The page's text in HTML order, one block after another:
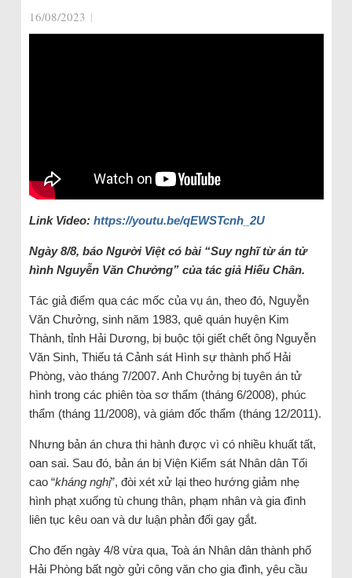
16/08/2023 |
Link Video: https://youtu.be/qEWSTcnh_2U
Ngày 8/8, báo Người Việt có bài “Suy nghĩ từ án tử
hình Nguyễn Văn Chưởng” của tác giả Hiếu Chân.
Tác giả điểm qua các mốc của vụ án, theo đó, Nguyễn
Văn Chưởng, sinh năm 1983, quê quán huyện Kim
Thành, tỉnh Hải Dương, bị buộc tội giết chết ông Nguyễn
Văn Sinh, Thiếu tá Cảnh sát Hình sự thành phố Hải
Phòng, vào tháng 7/2007. Anh Chưởng bị tuyên án tử
hình trong các phiên tòa sơ thẩm (tháng 6/2008), phúc
thẩm (tháng 11/2008), và giám đốc thẩm (tháng 12/2011).
Nhưng bản án chưa thi hành được vì có nhiều khuất tất,
oan sai. Sau đó, bản án bị Viện Kiểm sát Nhân dân Tối
cao “kháng nghị”, đòi xét xử lại theo hướng giảm nhẹ
hình phạt xuống tù chung thân, phạm nhân và gia đình
liên tục kêu oan và dư luận phản đối gay gắt.
Cho đến ngày 4/8 vừa qua, Toà án Nhân dân thành phố
Hải Phòng bất ngờ gửi công văn cho gia đình, yêu cầu